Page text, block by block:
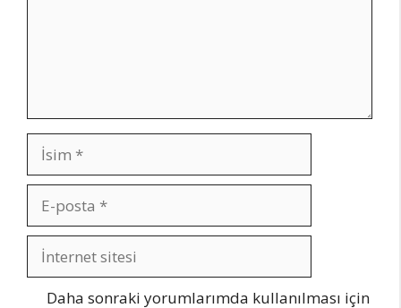
İsim
posta
İnternet
sitesi
Daha sonraki yorumlarımda kullanılması için